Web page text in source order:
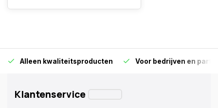
Alleen kwaliteitsproducten Voor bedrijven en
Klantenservice